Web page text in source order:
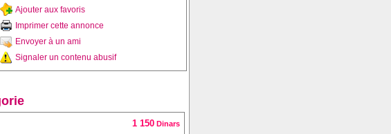
Ajouter aux favoris
Imprimer cette annonce
Envoyer à un ami
Signaler un contenu abusif
1 150 Dinars